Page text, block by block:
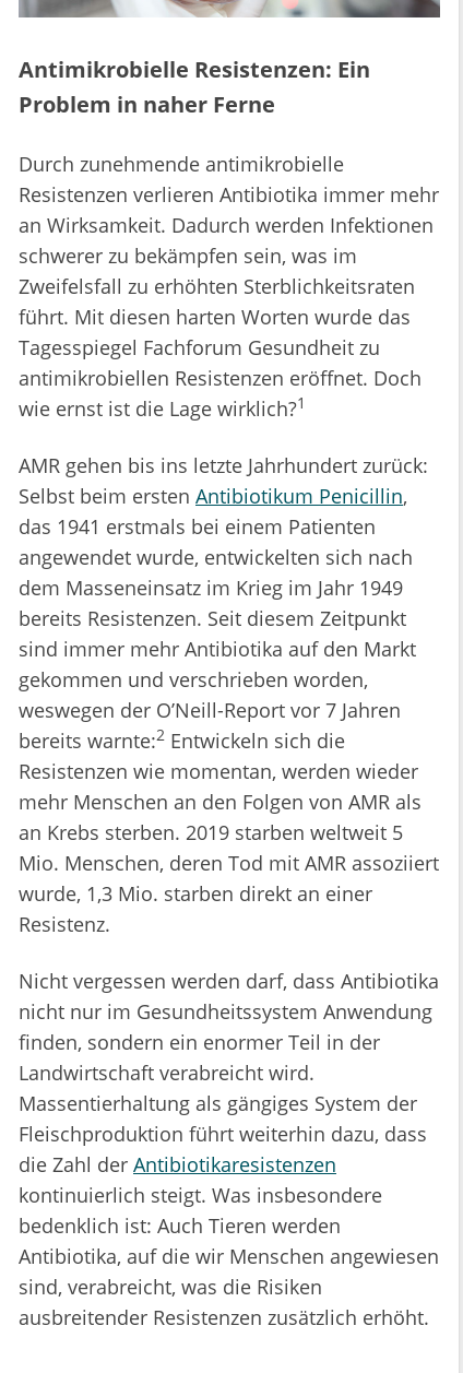
Antimikrobielle Resistenzen: Ein
Problem in naher Ferne
Durch zunehmende antimikrobielle
Resistenzen verlieren Antibiotika immer mehr
an Wirksamkeit. Dadurch werden Infektionen
schwerer zu bekämpfen sein, was im
Zweifelsfall zu erhöhten Sterblichkeitsraten
führt. Mit diesen harten Worten wurde das
Tagesspiegel Fachforum Gesundheit zu
antimikrobiellen Resistenzen eröffnet. Doch
wie ernst ist die Lage wirklich?1
AMR gehen bis ins letzte Jahrhundert zurück:
Selbst beim ersten Antibiotikum Penicillin,
das 1941 erstmals bei einem Patienten
angewendet wurde, entwickelten sich nach
dem Masseneinsatz im Krieg im Jahr 1949
bereits Resistenzen. Seit diesem Zeitpunkt
sind immer mehr Antibiotika auf den Markt
gekommen und verschrieben worden,
weswegen der O’Neill-Report vor 7 Jahren
bereits warnte:2 Entwickeln sich die
Resistenzen wie momentan, werden wieder
mehr Menschen an den Folgen von AMR als
an Krebs sterben. 2019 starben weltweit 5
Mio. Menschen, deren Tod mit AMR assoziiert
wurde, 1,3 Mio. starben direkt an einer
Resistenz.
Nicht vergessen werden darf, dass Antibiotika
nicht nur im Gesundheitssystem Anwendung
finden, sondern ein enormer Teil in der
Landwirtschaft verabreicht wird.
Massentierhaltung als gängiges System der
Fleischproduktion führt weiterhin dazu, dass
die Zahl der Antibiotikaresistenzen
kontinuierlich steigt. Was insbesondere
bedenklich ist: Auch Tieren werden
Antibiotika, auf die wir Menschen angewiesen
sind, verabreicht, was die Risiken
ausbreitender Resistenzen zusätzlich erhöht.